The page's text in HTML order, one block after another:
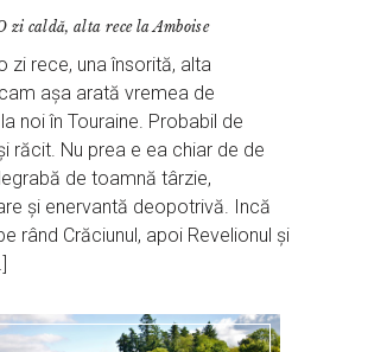
zi caldă, alta rece la Amboise
zi rece, una însorită, alta
așa arată vremea de
noi în Touraine. Probabil de
răcit. Nu prea e ea chiar de de
de toamnă târzie,
și enervantă deopotrivă. Incă
rând Crăciunul, apoi Revelionul și